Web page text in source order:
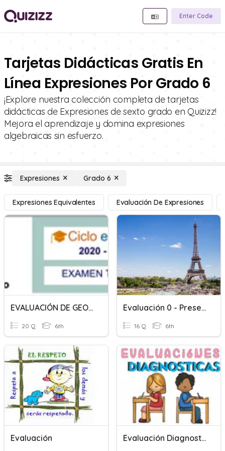
Enter Code
Tarjetas Didácticas Gratis En
Línea Expresiones Por Grado 6
¡Explore nuestra colección completa de tarjetas
didácticas de Expresiones de sexto grado en Quizizz!
Mejora el aprendizaje y domina expresiones
algebraicas sin esfuerzo.
Expresiones Grado 6
Expresiones Equivalentes Evaluación De Expresiones
EVALUACIÓN DE GEOGRAFÍA
20 Q 6th
Evaluación 0 - Presentación
16 Q 6th
Evaluación Evaluación Diagnostica De 6to De Secundaria